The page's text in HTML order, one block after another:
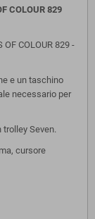
COLOUR 829
OF COLOUR 829 -
e un taschino
necessario per
trolley Seven.
cursore